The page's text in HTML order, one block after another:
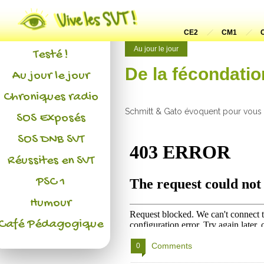
CE2 CM1
Au jour le jour
De la
Schmitt & Gato évoquent pour
0 Comments
Actualités
L'association
Testé !
Au jour le jour
Chroniques radio
SOS Exposés
SOS DNB SVT
Réussites en SVT
PSC 1
Humour
Pédagogique